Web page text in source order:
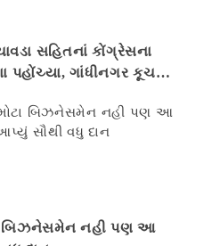
સહિતનાં કોંગ્રેસના
ગાંધીનગર કૂચ
બિઝનેસમેન નહી પણ આ